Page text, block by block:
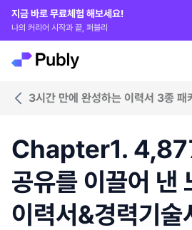
지금 바로 무료체험 해보세요!
나의 커리어 시작과 끝, 퍼블리
3시간 만에 완성하는 이력서 3종
Chapter1.
공유를 이끌어 낸
이력서&경력기술